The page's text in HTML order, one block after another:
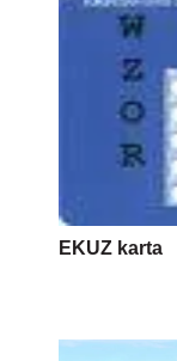
EKUZ karta